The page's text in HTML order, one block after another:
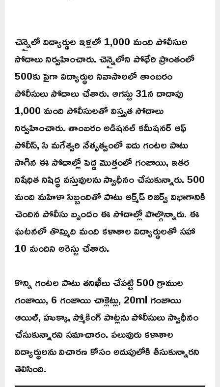
చెన్నైలో విద్యార్థుల ఇళ్లలో 1,000 మంది పోలీసుల
సోదాలు నిర్వహించారు. చెన్నైలోని పోథేరి ప్రాంతంలో
500కు పైగా విద్యార్థుల నివాసాలలో తాంబరం
పోలీసులు సోదాలు చేశారు. ఆగస్టు 31న దాదాపు
1,000 మంది పోలీసులతో విస్తృత సోదాలు
నిర్వహించారు. తాంబరం అడిషనల్ కమీషనర్ ఆఫ్
పోలీస్, సి మగేశ్వరి నేతృత్వంలో ఐదు గంటల పాటు
సాగిన ఈ సోదాల్లో పెద్ద మొత్తంలో గంజాయి, ఇతర
నిషేధిత నిషిద్ధ వస్తువులను స్వాధీనం చేసుకున్నారు. 500
మంది మహిళా సిబ్బందితో పాటు ఆర్మ్‌డ్ రిజర్వ్ విభాగానికి
చెందిన పోలీసు బృందం ఈ సోదాల్లో పాల్గొన్నారు. ఈ
ఘటనలో తొమ్మిది మంది కళాశాల విద్యార్థులతో సహా
10 మందిని అరెస్టు చేశారు.
కొన్ని గంటల పాటు తనిఖీలు చేపట్టి 500 గ్రాముల
గంజాయి, 6 గంజాయి చాక్లెట్లు, 20ml గంజాయి
ఆయిల్, హుక్కా, స్మోకింగ్ పాట్లను పోలీసులు స్వాధీనం
చేసుకున్నారని సమాచారం. పలువురు కళాశాల
విద్యార్థులను విచారణ కోసం అదుపులోకి తీసుకున్నారని
తెలిసింది.